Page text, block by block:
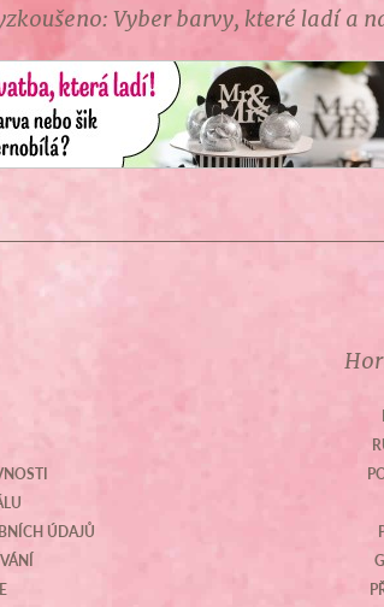
Vyber barvy, které ladí a
ÚDAJŮ